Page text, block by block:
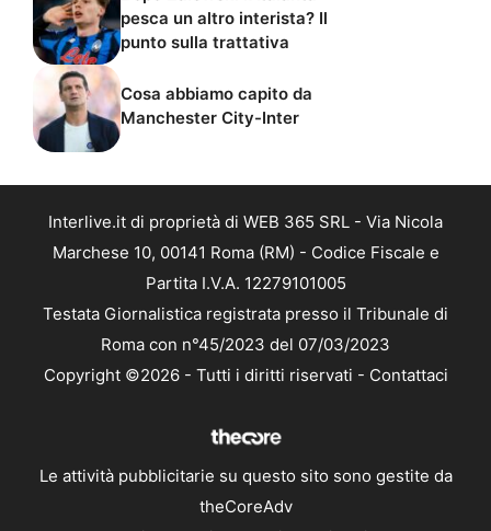
pesca un altro interista? Il
punto sulla trattativa
Cosa abbiamo capito da
Manchester City-Inter
Interlive.it di proprietà di WEB 365 SRL - Via Nicola
Marchese 10, 00141 Roma (RM) - Codice Fiscale e
Partita I.V.A. 12279101005
Testata Giornalistica registrata presso il Tribunale di
Roma con n°45/2023 del 07/03/2023
Copyright ©2026 - Tutti i diritti riservati - Contattaci
Le attività pubblicitarie su questo sito sono gestite da
theCoreAdv